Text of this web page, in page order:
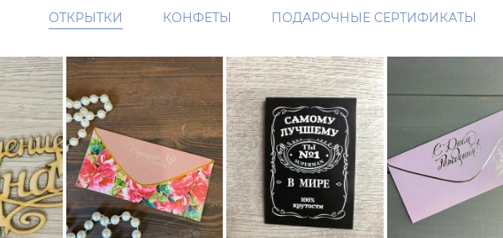
ОТКРЫТКИ КОНФЕТЫ ПОДАРОЧНЫЕ СЕРТИФИКАТЫ